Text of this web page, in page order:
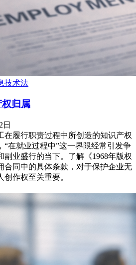
技术法
归属
日
在履行职责过程中所创造的知识产权
“在就业过程中”这一界限经常引发争
副业盛行的当下。了解《1968年版权
合同中的具体条款，对于保护企业无
作权至关重要。